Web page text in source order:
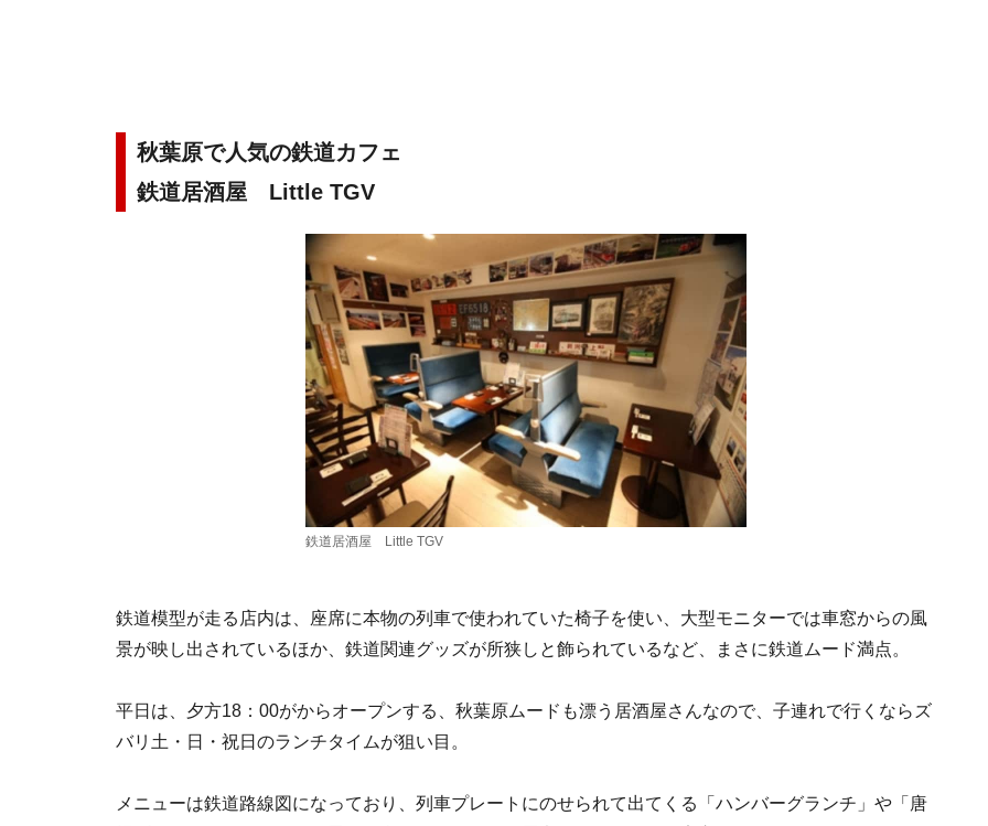
秋葉原で人気の鉄道カフェ
鉄道居酒屋 Little TGV
鉄道居酒屋 Little TGV
鉄道模型が走る店内は、座席に本物の列車で使われていた椅子を使い、大型モニターでは車窓からの風
景が映し出されているほか、鉄道関連グッズが所狭しと飾られているなど、まさに鉄道ムード満点。
平日は、夕方18：00がからオープンする、秋葉原ムードも漂う居酒屋さんなので、子連れで行くならズ
バリ土・日・祝日のランチタイムが狙い目。
メニューは鉄道路線図になっており、列車プレートにのせられて出てくる「ハンバーグランチ」や「唐